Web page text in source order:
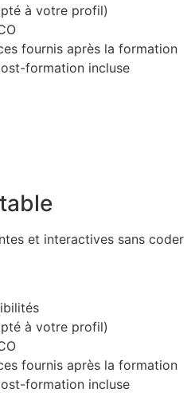
à votre profil)
fournis après la formation
formation incluse
et interactives sans coder
à votre profil)
fournis après la formation
formation incluse